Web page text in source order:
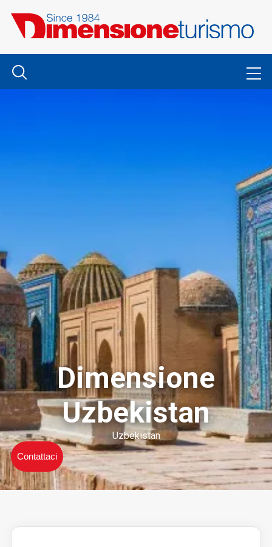
Dimensione
Uzbekistan
Uzbekistan
Contattaci